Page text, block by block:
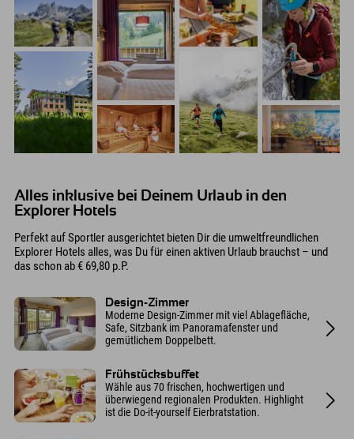
Alles inklusive bei Deinem Urlaub in den
Explorer Hotels
Perfekt auf Sportler ausgerichtet bieten Dir die umweltfreundlichen
Explorer Hotels alles, was Du für einen aktiven Urlaub brauchst – und
das schon ab € 69,80 p.P.
Design-Zimmer
Moderne Design-Zimmer mit viel Ablagefläche,
Safe, Sitzbank im Panoramafenster und
gemütlichem Doppelbett.
Frühstücksbuffet
Wähle aus 70 frischen, hochwertigen und
überwiegend regionalen Produkten. Highlight
ist die Do-it-yourself Eierbratstation.